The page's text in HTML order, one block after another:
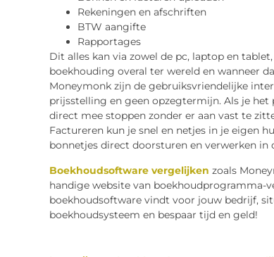
Rekeningen en afschriften
BTW aangifte
Rapportages
Dit alles kan via zowel de pc, laptop en
boekhouding overal ter wereld en wanneer
Moneymonk zijn de gebruiksvriendelijke
prijsstelling en geen opzegtermijn. Als je
direct mee stoppen zonder er aan vast te
Factureren kun je snel en netjes in je eigen
bonnetjes direct doorsturen en verwerken in
Boekhoudsoftware vergelijken zoals
handige website van boekhoudprogramma-
boekhoudsoftware vindt voor jouw bedrijf,
boekhoudsysteem en bespaar tijd en geld!